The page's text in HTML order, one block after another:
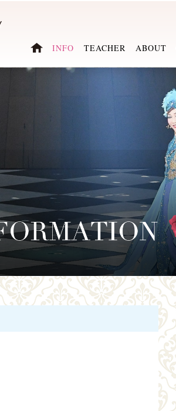
INFO TEACHER ABOUT